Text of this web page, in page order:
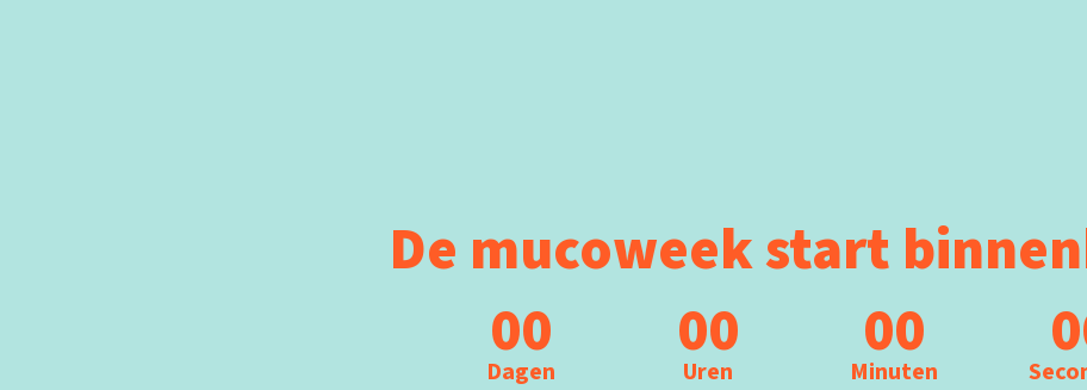
De mucoweek start
00
Dagen 00
Uren 00
Minuten